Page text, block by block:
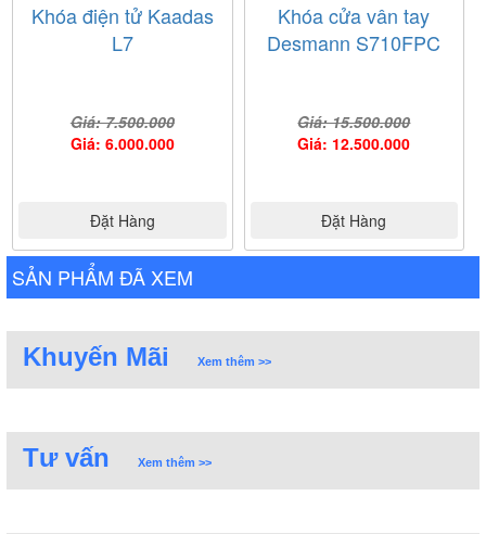
Khóa điện tử Kaadas
L7
Giá: 7.500.000
Giá: 6.000.000
Đặt Hàng
Khóa cửa vân tay
Desmann S710FPC
Giá: 15.500.000
Giá: 12.500.000
Đặt Hàng
SẢN PHẨM ĐÃ XEM
Khuyến Mãi Xem thêm >>
Tư vấn Xem thêm >>